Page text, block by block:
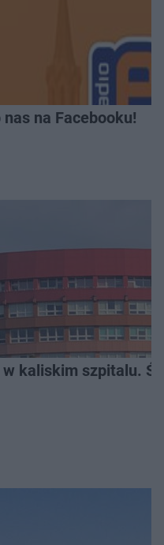
na Facebooku!
kaliskim szpitalu.